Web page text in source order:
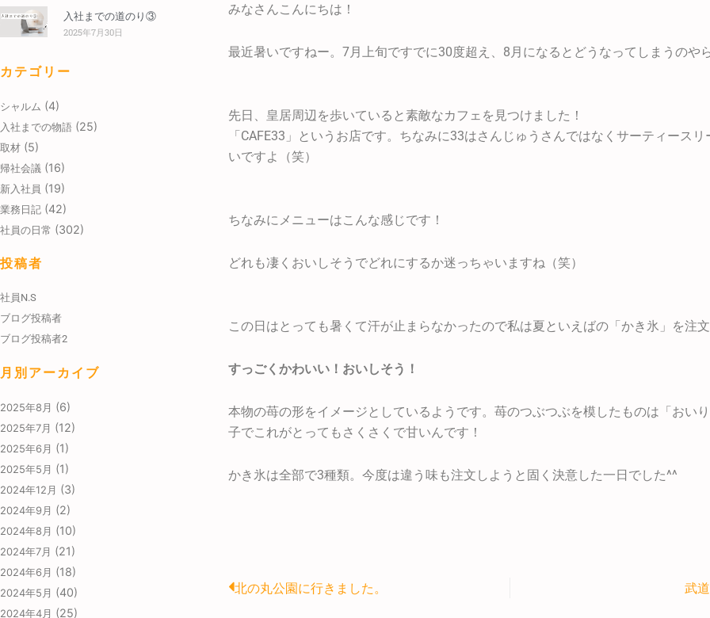
入社までの道のり③
2025年7月30日
カテゴリー
シャルム (4)
入社までの物語 (25)
取材 (5)
帰社会議 (16)
新入社員 (19)
業務日記 (42)
社員の日常 (302)
投稿者
社員N.S
ブログ投稿者
ブログ投稿者2
月別アーカイブ
2025年8月 (6)
2025年7月 (12)
2025年6月 (1)
2025年5月 (1)
2024年12月 (3)
2024年9月 (2)
2024年8月 (10)
2024年7月 (21)
2024年6月 (18)
2024年5月 (40)
2024年4月 (25)
みなさんこんにちは！
最近暑いですねー。7月上旬ですでに30度超え、8月になるとどうなってしまうのや
先日、皇居周辺を歩いていると素敵なカフェを見つけました！
「CAFE33」というお店です。ちなみに33はさんじゅうさんではなくサーティースリ
いですよ（笑）
ちなみにメニューはこんな感じです！
どれも凄くおいしそうでどれにするか迷っちゃいますね（笑）
この日はとっても暑くて汗が止まらなかったので私は夏といえばの「かき氷」を注文
すっごくかわいい！おいしそう！
本物の苺の形をイメージとしているようです。苺のつぶつぶを模したものは「おい
子でこれがとってもさくさくで甘いんです！
かき氷は全部で3種類。今度は違う味も注文しようと固く決意した一日でした^^
Prev
北の丸公園に行きました。 武